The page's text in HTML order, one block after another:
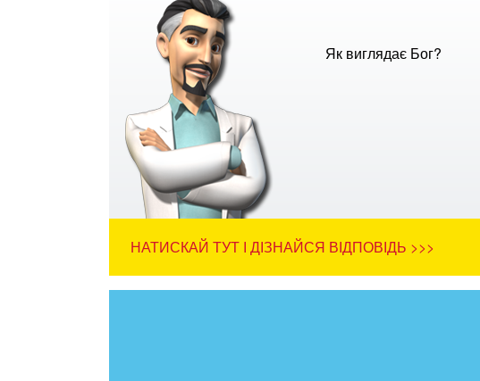
Як виглядає Бог?
НАТИСКАЙ ТУТ І ДІЗНАЙСЯ ВІДПОВІДЬ >>>